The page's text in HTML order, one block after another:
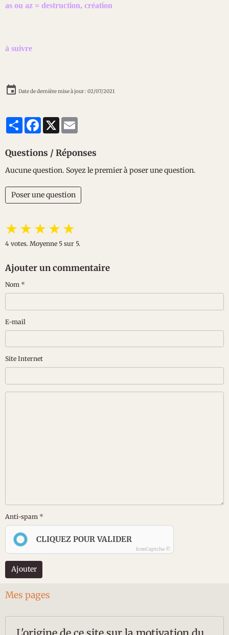
as ou az = destruction, création
à suivre
Date de dernière mise à jour : 02/07/2021
PartagerFacebook
X
Questions / Réponses
Aucune question. Soyez le premier à poser une question.
Poser une question
★★★★★
4 votes. Moyenne 5 sur 5.
Ajouter un commentaire
Nom
E-mail
Site Internet
Anti-spam
CLIQUEZ POUR VALIDER
IconCaptcha ©
Ajouter
Mes pages